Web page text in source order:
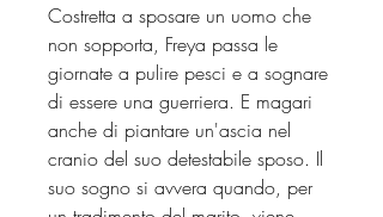
Costretta a sposare un uomo che
non sopporta, Freya passa le
giornate a pulire pesci e a sognare
di essere una guerriera. E magari
anche di piantare un'ascia nel
cranio del suo detestabile sposo. Il
suo sogno si avvera quando, per